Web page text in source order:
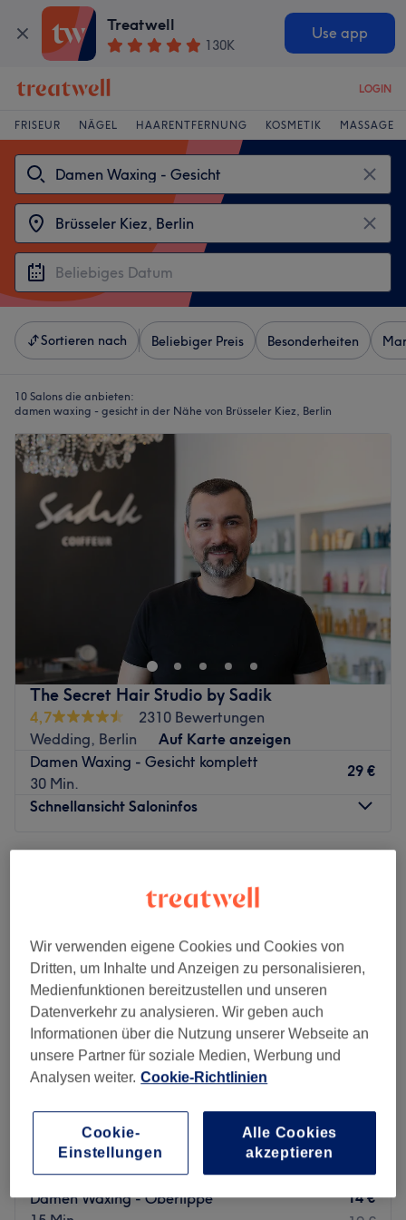
Treatwell
130K
Use app
LOGIN
FRISEUR NÄGEL HAARENTFERNUNG KOSMETIK MASSAGE
Sortieren nach Beliebiger Preis Besonderheiten
10 Salons die anbieten:
damen waxing - gesicht in der Nähe von Brüsseler Kiez, Berlin
The Secret Hair Studio by Sadik
4,7
2310 Bewertungen
Wedding, Berlin
Auf Karte anzeigen
Damen Waxing - Gesicht komplett
30 Min.
29 €
Schnellansicht Saloninfos
Montag
Geschlossen
Freitag
10:00– 19:00
Samstag
09:00–17:00
Sonntag
Geschlossen
Im gemütlichen Ambiente mit goldgelbem Licht und
moderner Inneneinrichtung begrüßt der Friseur The Secret
Hair Studio by Sadik seine Kunden in Berlin-Wedding.
dich selbst und buche dich schön mit Treatwell!
Der Berliner Salon ist spezialisiert auf Hochsteckfrisuren
Hochzeit oder ein Fotoshooting. Neben diesen festlichen
Coiffeur Halime
179 Bewertungen
Moabit, Berlin
Auf Karte anzeigen
Damen Waxing - Oberlippe
14 €
Wir verwenden eigene Cookies und Cookies von
Dritten, um Inhalte und Anzeigen zu personalisieren,
Medienfunktionen bereitzustellen und unseren
Datenverkehr zu analysieren. Wir geben auch
Informationen über die Nutzung unserer Webseite an
unsere Partner für soziale Medien, Werbung und
Analysen weiter. Cookie-Richtlinien
Cookie-
Einstellungen
Alle Cookies
akzeptieren